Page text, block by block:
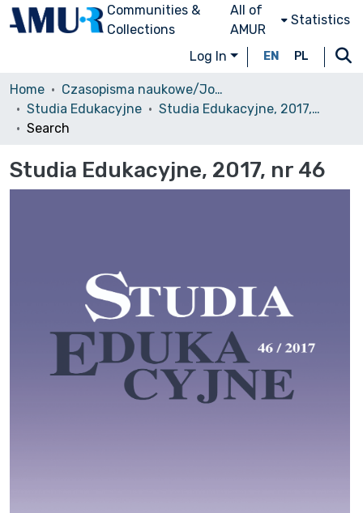
Communities &
Collections
All of
AMUR
Statistics
Log In EN PL
Home
Czasopisma naukowe/Journals
Studia Edukacyjne
Studia Edukacyjne, 2017, nr 46
Search
Studia Edukacyjne, 2017, nr 46